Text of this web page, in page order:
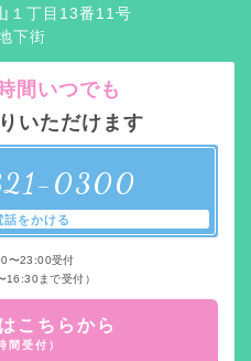
１丁目13番11号
下街
間いつでも
いただけます
0300
話をかける
〜23:00受付
16:30まで受付）
こちらから
間受付）